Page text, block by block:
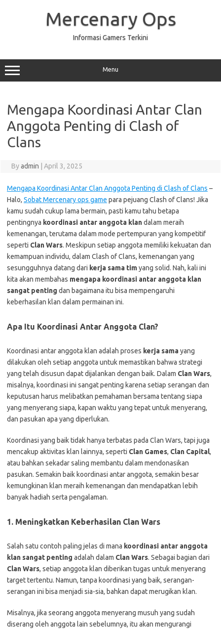
Mercenary Ops
Informasi Gamers Terkini
Menu
Mengapa Koordinasi Antar Clan
Anggota Penting di Clash of
Clans
Byadmin April 3, 2025
Mengapa Koordinasi Antar Clan Anggota Penting di Clash of Clans –
Halo, Sobat Mercenary ops game para pejuang Clash of Clans! Jika
kamu sudah cukup lama bermain, pasti kamu tahu betapa
pentingnya koordinasi antar anggota klandalam meraih
kemenangan, terutama dalam mode pertempuran yang kompetitif
seperti Clan Wars. Meskipun setiap anggota memiliki kekuatan dan
kemampuan individu, dalam Clash of Clans, kemenangan yang
sesungguhnya datang dari kerja sama timyang solid. Nah, kali ini
kita akan membahas mengapa koordinasi antar anggota klan
sangat penting dan bagaimana itu bisa mempengaruhi
keberhasilan klan dalam permainan ini.
Apa Itu Koordinasi Antar Anggota Clan?
Koordinasi antar anggota klan adalah proses kerja samayang
dilakukan oleh setiap anggota untuk memastikan bahwa strategi
yang telah disusun dapat dijalankan dengan baik. Dalam Clan Wars,
misalnya, koordinasi ini sangat penting karena setiap serangan dan
keputusan harus melibatkan pemahaman bersama tentang siapa
yang menyerang siapa, kapan waktu yang tepat untuk menyerang,
dan pasukan apa yang diperlukan.
Koordinasi yang baik tidak hanya terbatas pada Clan Wars, tapi juga
mencakup aktivitas klan lainnya, seperti Clan Games, Clan Capital,
atau bahkan sekadar saling membantu dalam mendonasikan
pasukan. Semakin baik koordinasi antar anggota, semakin besar
kemungkinan klan meraih kemenangan dan mendapatkan lebih
banyak hadiah serta pengalaman.
1. Meningkatkan Keberhasilan Clan Wars
Salah satu contoh paling jelas di mana koordinasi antar anggota
klan sangat penting adalah dalam Clan Wars. Sebagai bagian dari
Clan Wars, setiap anggota klan diberikan tugas untuk menyerang
target tertentu. Namun, tanpa koordinasi yang baik, serangan-
serangan ini bisa menjadi sia-sia, bahkan dapat merugikan klan.
Misalnya, jika seorang anggota menyerang musuh yang sudah
diserang oleh anggota lain sebelumnya, itu akan mengurangi